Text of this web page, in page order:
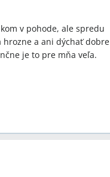
v pohode, ale spredu
hrozne a ani dýchať dobre
je to pre mňa veľa.